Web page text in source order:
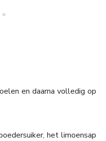
en daarna volledig op
het limoensap